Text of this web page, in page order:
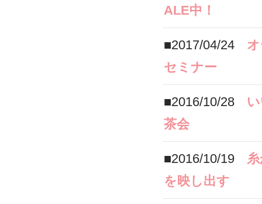
ALE中！
■2017/04/24
セミナー
■2016/10/28
茶会
■2016/10/19
を映し出す